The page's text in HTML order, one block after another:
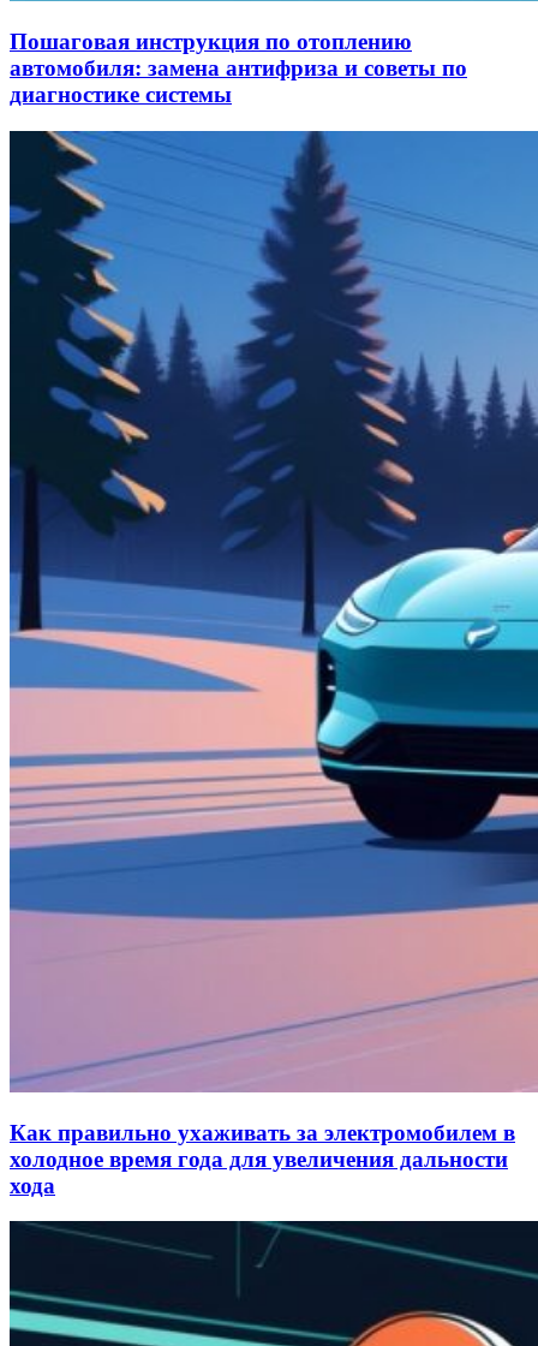
Пошаговая инструкция по отоплению
автомобиля: замена антифриза и советы по
диагностике системы
Как правильно ухаживать за электромобилем в
холодное время года для увеличения дальности
хода